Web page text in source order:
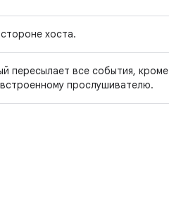
хоста.
пересылает все события, кроме
прослушивателю.